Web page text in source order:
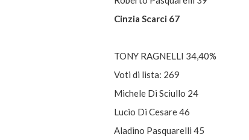
Cinzia Scarci 67
TONY RAGNELLI 34,40%
Voti di lista: 269
Michele Di Sciullo 24
Lucio Di Cesare 46
Aladino Pasquarelli 45